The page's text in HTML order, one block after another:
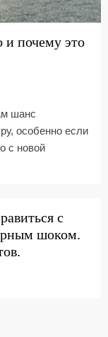
и почему это
шанс
особенно если
с новой
с
шоком.